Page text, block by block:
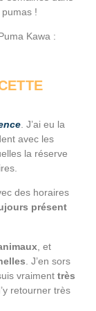
!
Kawa :
. J’ai eu la
avec les
la réserve
des horaires
présent
, et
. J’en sors
vraiment très
retourner très